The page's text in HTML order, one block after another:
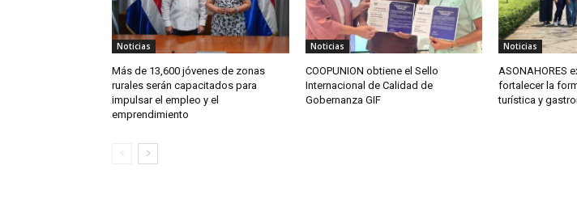
Noticias
Más de 13,600 jóvenes de zonas
rurales serán capacitados para
impulsar el empleo y el
emprendimiento
Noticias
COOPUNION obtiene el Sello
Internacional de Calidad de
Gobernanza GIF
Noticias
ASONAHORES
fortalecer la
turística y